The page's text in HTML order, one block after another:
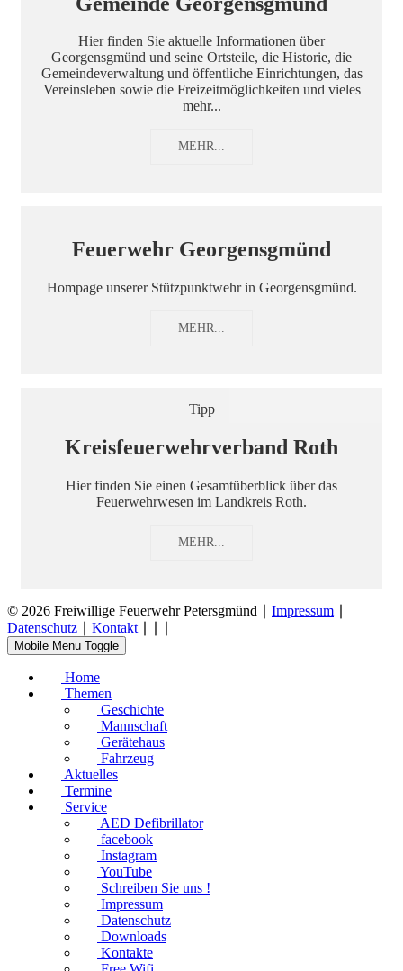
Hier finden Sie aktuelle Informationen über
Georgensgmünd und seine Ortsteile, die Historie, die
Gemeindeverwaltung und öffentliche Einrichtungen, das
Vereinsleben sowie die Freizeitmöglichkeiten und vieles
mehr...
MEHR...
Feuerwehr Georgensgmünd
Hompage unserer Stützpunktwehr in Georgensgmünd.
MEHR...
Tipp
Kreisfeuerwehrverband Roth
Hier finden Sie einen Gesamtüberblick über das
Feuerwehrwesen im Landkreis Roth.
MEHR...
© 2026 Freiwillige Feuerwehr Petersgmünd ∣ Impressum
Datenschutz
Kontakt
Mobile Menu Toggle
Home
Themen
Geschichte
Mannschaft
Gerätehaus
Fahrzeug
Aktuelles
Termine
Service
AED Defibrillator
facebook
Instagram
YouTube
Schreiben Sie uns !
Impressum
Datenschutz
Downloads
Kontakte